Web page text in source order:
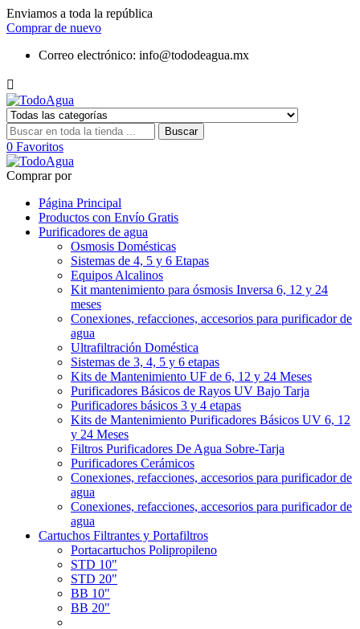
Enviamos a toda la república
Comprar de nuevo
Correo electrónico: info@tododeagua.mx

Buscar
0 Favoritos
Comprar por
Página Principal
Productos con Envío Gratis
Purificadores de agua
Osmosis Domésticas
Sistemas de 4, 5 y 6 Etapas
Equipos Alcalinos
Kit mantenimiento para ósmosis Inversa 6, 12 y 24
meses
Conexiones, refacciones, accesorios para purificador de
agua
Ultrafiltración Doméstica
Sistemas de 3, 4, 5 y 6 etapas
Kits de Mantenimiento UF de 6, 12 y 24 Meses
Purificadores Básicos de Rayos UV Bajo Tarja
Purificadores básicos 3 y 4 etapas
Kits de Mantenimiento Purificadores Básicos UV 6, 12
y 24 Meses
Filtros Purificadores De Agua Sobre-Tarja
Purificadores Cerámicos
Conexiones, refacciones, accesorios para purificador de
agua
Conexiones, refacciones, accesorios para purificador de
agua
Cartuchos Filtrantes y Portafiltros
Portacartuchos Polipropileno
STD 10"
STD 20"
BB 10"
BB 20"